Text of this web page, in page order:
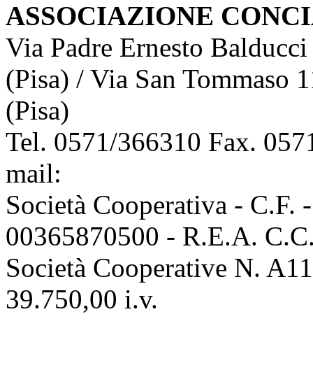
ASSOCIAZIONE
Via Padre Ernesto
(Pisa) / Via San Tommaso
(Pisa)
Tel. 0571/366310 Fax.
mail:
Società Cooperativa - C.F.
00365870500 - R.E.A.
Società Cooperative N.
39.750,00 i.v.